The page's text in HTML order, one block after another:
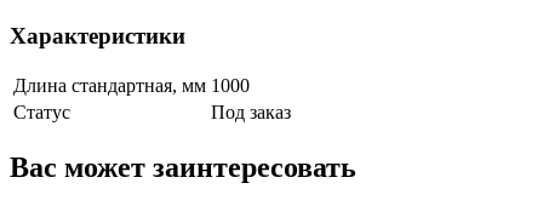
Характеристики
Длина стандартная, мм 1000
Статус
Под заказ
Вас может заинтересовать